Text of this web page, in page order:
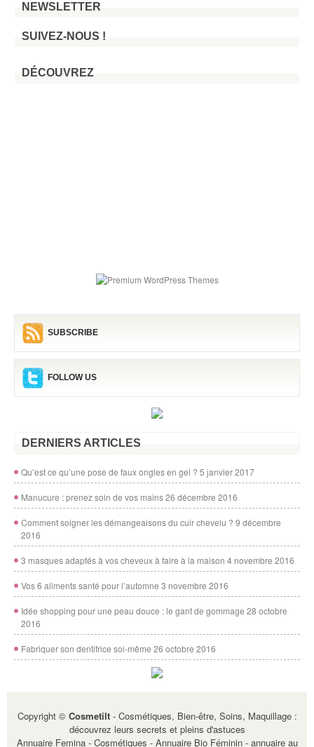
NEWSLETTER
SUIVEZ-NOUS !
DÉCOUVREZ
SUBSCRIBE
FOLLOW US
DERNIERS ARTICLES
Qu’est ce qu’une pose de faux ongles en gel ? 5 janvier 2017
Manucure : prenez soin de vos mains26 décembre 2016
Comment soigner les démangeaisons du cuir chevelu ? 9 décembre
2016
3 masques adaptés à vos cheveux à faire à la maison 4 novembre 2016
Vos 6 aliments santé pour l’automne 3 novembre 2016
Idée shopping pour une peau douce : le gant de gommage 28 octobre
2016
Fabriquer son dentifrice soi-même 26 octobre 2016
Copyright © Cosmetilt- Cosmétiques, Bien-être, Soins, Maquillage :
découvrez leurs secrets et pleins d'astuces
Annuaire Femina - Cosmétiques - Annuaire Bio Féminin- annuaire au